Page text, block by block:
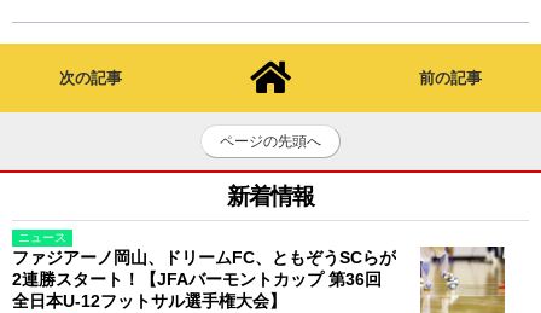
次の記事 前の記事
ページの先頭へ
新着情報
ニュース
ファジアーノ岡山、ドリームFC、ともぞうSCらが
2連勝スタート！【JFAバーモントカップ 第36回
全日本U-12フットサル選手権大会】